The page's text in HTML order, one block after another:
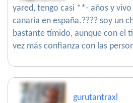
yared, tengo casi **- años y vivo
canaria en españa.???? soy un
bastante tímido, aunque con el
vez más confianza con las
gurutantraxl